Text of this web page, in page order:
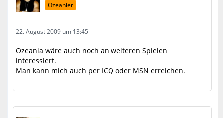
Ozeanier
22. August 2009 um 13:45
Ozeania wäre auch noch an weiteren Spielen
interessiert.
Man kann mich auch per ICQ oder MSN erreichen.